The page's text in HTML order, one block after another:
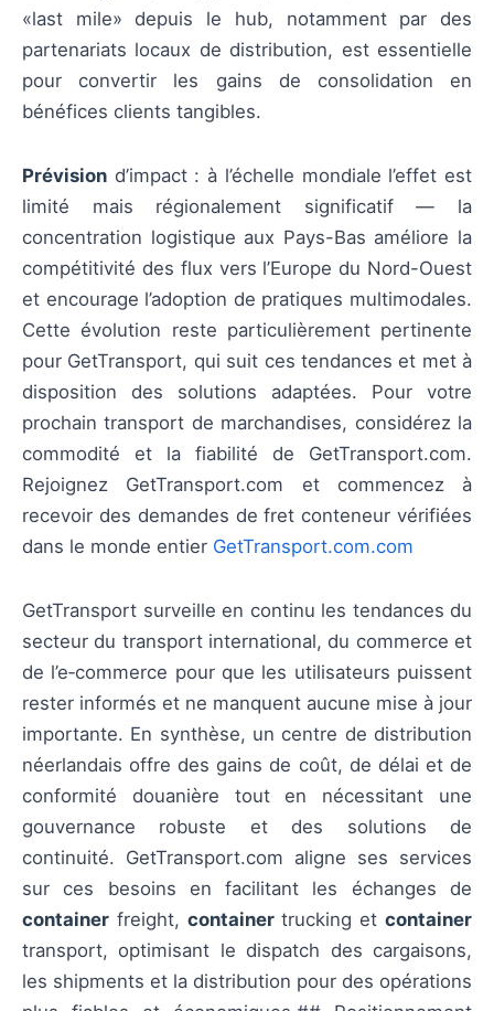
«last mile» depuis le hub, notamment par des
partenariats locaux de distribution, est essentielle
pour convertir les gains de consolidation en
bénéfices clients tangibles.
Prévision d’impact : à l’échelle mondiale l’effet est
limité mais régionalement significatif — la
concentration logistique aux Pays-Bas améliore la
compétitivité des flux vers l’Europe du Nord-Ouest
et encourage l’adoption de pratiques multimodales.
Cette évolution reste particulièrement pertinente
pour GetTransport, qui suit ces tendances et met à
disposition des solutions adaptées. Pour votre
prochain transport de marchandises, considérez la
commodité et la fiabilité de GetTransport.com.
Rejoignez GetTransport.com et commencez à
recevoir des demandes de fret conteneur vérifiées
dans le monde entier GetTransport.com.com
GetTransport surveille en continu les tendances du
secteur du transport international, du commerce et
de l’e‑commerce pour que les utilisateurs puissent
rester informés et ne manquent aucune mise à jour
importante. En synthèse, un centre de distribution
néerlandais offre des gains de coût, de délai et de
conformité douanière tout en nécessitant une
gouvernance robuste et des solutions de
continuité. GetTransport.com aligne ses services
sur ces besoins en facilitant les échanges de
container freight, containertrucking etcontainer
transport, optimisant le dispatch des cargaisons,
les shipments et la distribution pour des opérations